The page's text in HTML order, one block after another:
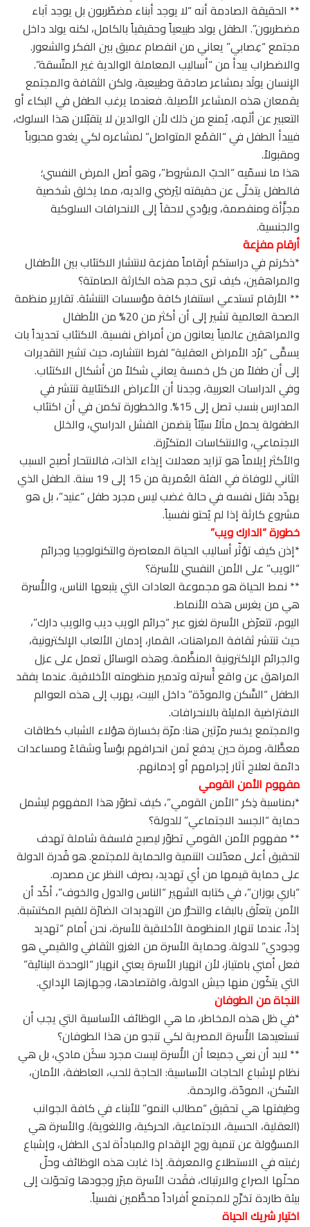
** الحقيقة الصادمة أنه “لا يوجد أبناء مضطّربون بل يوجد آباء
مضطربون”. الطفل يولد طبيعياً وحقيقياً بالكامل، لكنه يولد داخل
مجتمع “عِصابي” يعاني من انفصام عميق بين الفكر والشعور.
والاضطراب يبدأ من “أساليب المعاملة الوالدية غير المتّسقة”.
الإنسان يولَد بمشاعر صادقة وطبيعية، ولكن الثقافة والمجتمع
يقمعان هذه المشاعر الأصيلة. فعندما يرغب الطفل في البكاء أو
التعبير عن ألَمِه، يُمنع من ذلك لأن الوالدين لا يتقبّلان هذا السلوك،
فيبدأ الطفل في “القمْع المتواصل” لمشاعره لكي يغدو محبوباً
ومقبولاً.
هذا ما نسمّيه “الحبّ المشروط”، وهو أصل المرض النفسي؛
فالطفل يتخلّى عن حقيقته ليُرضي والديه، مما يخلق شخصية
مجزَّأة ومنفصمة، ويؤدي لاحقاً إلى الانحرافات السلوكية
والجنسية.
أرقام مفزِعة
*ذكرتم في دراستكم أرقاماً مفزعة لانتشار الاكتئاب بين الأطفال
والمراهقين، كيف ترى حجم هذه الكارثة الصامتة؟
** الأرقام تستدعي استنفار كافة مؤسسات التنشئة. تقارير منظمة
الصحة العالمية تشير إلى أن أكثر من 20% من الأطفال
والمراهقين عالمياً يعانون من أمراض نفسية. الاكتئاب تحديداً بات
يسمَّى “برْد الأمراض العقلية” لفرط انتشاره، حيث تشير التقديرات
إلى أن طفلاً من كل خمسة يعاني شكلاً من أشكال الاكتئاب.
وفي الدراسات العربية، وجدنا أن الأعراض الاكتئابية تنتشر في
المدارس بنسب تصل إلى 15%. والخطورة تكمن في أن اكتئاب
الطفولة يحمل مآلاً سيّئاً يتضمن الفشل الدراسي، والخلل
الاجتماعي، والانتكاسات المتكرّرة.
والأكثر إيلاماً هو تزايد معدلات إيذاء الذات، فالانتحار أصبح السبب
الثاني للوفاة في الفئة العُمرية من 15 إلى 19 سنة. الطفل الذي
يهدّد بقتل نفسه في حالة غضب ليس مجرد طفل “عنيد”، بل هو
مشروع كارثة إذا لم يُحتو نفسياً.
خطورة “الدارك ويب”
*إذن كيف تؤثّر أساليب الحياة المعاصرة والتكنولوجيا وجرائم
“الويب” على الأمن النفسي للأسرة؟
** نمط الحياة هو مجموعة العادات التي يتبعها الناس، والأُسرة
هي من يغرس هذه الأنماط.
اليوم، تتعرّض الأسرة لغزو عبر “جرائم الويب ديب والويب دارك”،
حيث تنتشر ثقافة المراهنات، القمار، إدمان الألعاب الإلكترونية،
والجرائم الإلكترونية المنظَّمة. وهذه الوسائل تعمل على عزل
المراهق عن واقع أُسرته وتدمير منظومته الأخلاقية. عندما يفقد
الطفل “السَّكن والمودّة” داخل البيت، يهرب إلى هذه العوالم
الافتراضية المليئة بالانحرافات.
والمجتمع يخسر مرّتين هنا: مرّة بخسارة هؤلاء الشباب كطاقات
معطَّلة، ومرة حين يدفع ثمن انحرافهم بؤساً وشقاءً ومساعدات
دائمة لعلاج آثار إجرامهم أو إدمانهم.
مفهوم الأمن القومي
*بمناسبة ذِكر “الأمن القومي”، كيف تطوّر هذا المفهوم ليشمل
حماية “الجسد الاجتماعي” للدولة؟
** مفهوم الأمن القومي تطوّر ليصبح فلسفة شاملة تهدف
لتحقيق أعلى معدّلات التنمية والحماية للمجتمع. هو قُدرة الدولة
على حماية قيمها من أي تهديد، بصرف النظر عن مصدره.
“باري بوزان”، في كتابه الشهير “الناس والدول والخوف”، أكّد أن
الأمن يتعلّق بالبقاء والتحرُّر من التهديدات الضارّة للقيم المكتسَبة.
إذاً، عندما تنهار المنظومة الأخلاقية للأسرة، نحن أمام “تهديد
وجودي” للدولة. وحماية الأسرة من الغزو الثقافي والقيمي هو
فعل أمني بامتياز، لأن انهيار الأسرة يعني انهيار “الوحدة البنائية”
التي يتكّون منها جيش الدولة، واقتصادها، وجهازها الإداري.
النجاة من الطوفان
*في ظل هذه المخاطر، ما هي الوظائف الأساسية التي يجب أن
تستعيدها الأُسرة المصرية لكي تنجو من هذا الطوفان؟
** لابد أن نعي جميعا أن الأُسرة ليست مجرد سكَن مادي، بل هي
نظام لإشباع الحاجات الأساسية: الحاجة للحب، العاطفة، الأمان،
السّكن، المودّة، والرحمة.
وظيفتها هي تحقيق “مطالب النمو” للأبناء في كافة الجوانب
(العقلية، الحسية، الاجتماعية، الحركية، واللغوية). والأسرة هي
المسؤولة عن تنمية روح الإقدام والمبادأة لدى الطفل، وإشباع
رغبته في الاستطلاع والمعرفة. إذا غابت هذه الوظائف وحلّ
محلّها الصراع والارتباك، فقَدت الأسرة مبرّر وجودها وتحوّلت إلى
بيئة طاردة تخرِّج للمجتمع أفراداً محطَّمين نفسياً.
اختيار شريك الحياة